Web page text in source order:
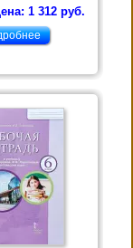
1 312 руб.